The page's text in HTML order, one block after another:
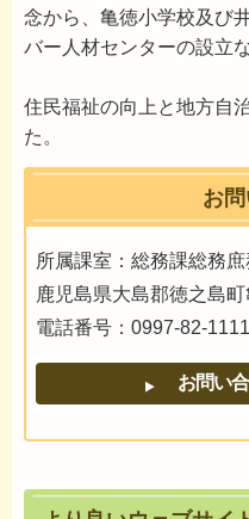
念から、亀徳小学校及び
バー人材センターの設立
住民福祉の向上と地方自
た。
お
所属課室：総務課総務
鹿児島県大島郡徳之島
電話番号：0997-82-1111